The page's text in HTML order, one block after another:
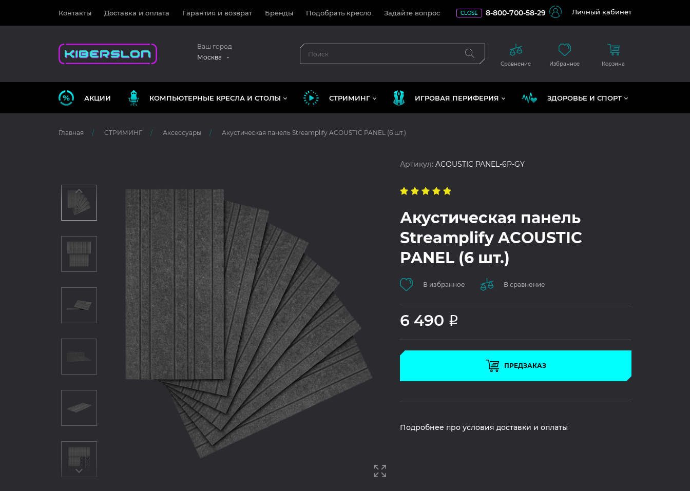
Контакты Доставка и оплата Гарантия и возврат Бренды Подобрать кресло Задайте вопрос CLOSE 8-800-700-58-29 Личный кабинет
Ваш город
Москва
Сравнение Избранное Корзина
АКЦИИ КОМПЬЮТЕРНЫЕ КРЕСЛА И СТОЛЫ СТРИМИНГ ИГРОВАЯ ПЕРИФЕРИЯ ЗДОРОВЬЕ И СПОРТ
Главная СТРИМИНГ Аксессуары Акустическая панель Streamplify ACOUSTIC PANEL (6 шт.)
Артикул:ACOUSTIC PANEL-6P-GY
Акустическая панель
Streamplify ACOUSTIC
PANEL (6 шт.)
В избранное В сравнение
6 490 Р
ПРЕДЗАКАЗ
Подробнее про условия доставки и оплаты